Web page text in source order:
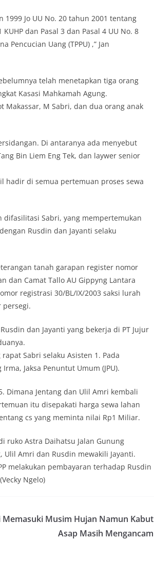
1999 Jo UU No. 20 tahun 2001 tentang
dan Pasal 3 dan Pasal 4 UU No. 8
Uang (TPPU) ,” Jan
telah menetapkan tiga orang
Kasasi Mahkamah Agung.
Makassar, M Sabri, dan dua orang anak
Di antaranya ada menyebut
Bin Liem Eng Tek, dan laywer senior
hadir di semua pertemuan proses sewa
Sabri, yang mempertemukan
Rusdin dan Jayanti selaku
tanah garapan register nomor
dan Camat Tallo AU Gippyng Lantara
registrasi 30/BL/IX/2003 saksi lurah
persegi.
dan Jayanti yang bekerja di PT Jujur
Sabri selaku Asisten 1. Pada
Jaksa Penuntut Umum (JPU).
Dimana Jentang dan Ulil Amri kembali
itu disepakati harga sewa lahan
cs yang meminta nilai Rp1 Miliar.
ruko Astra Daihatsu Jalan Gunung
Amri dan Rusdin mewakili Jayanti.
melakukan pembayaran terhadap Rusdin
Ngelo)
Memasuki Musim Hujan Namun Kabut
Asap Masih Mengancam